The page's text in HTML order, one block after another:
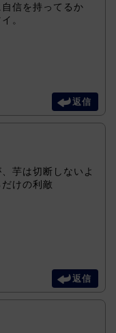
信を持ってるか
。
返信
芋は切断しないよ
けの利敵
返信